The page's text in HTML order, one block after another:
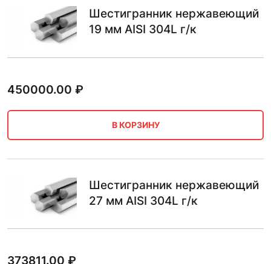
Шестигранник нержавеющий
19 мм AISI 304L г/к
450000.00 ₽
В КОРЗИНУ
Шестигранник нержавеющий
27 мм AISI 304L г/к
373811.00 ₽